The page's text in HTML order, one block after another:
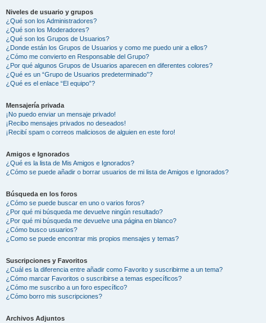
Niveles de usuario y grupos
¿Qué son los Administradores?
¿Qué son los Moderadores?
¿Qué son los Grupos de Usuarios?
¿Donde están los Grupos de Usuarios y como me puedo unir a ellos?
¿Cómo me convierto en Responsable del Grupo?
¿Por qué algunos Grupos de Usuarios aparecen en diferentes colores?
¿Qué es un “Grupo de Usuarios predeterminado”?
¿Qué es el enlace “El equipo”?
Mensajería privada
¡No puedo enviar un mensaje privado!
¡Recibo mensajes privados no deseados!
¡Recibí spam o correos maliciosos de alguien en este foro!
Amigos e Ignorados
¿Qué es la lista de Mis Amigos e Ignorados?
¿Cómo se puede añadir o borrar usuarios de mi lista de Amigos e Ignorados?
Búsqueda en los foros
¿Cómo se puede buscar en uno o varios foros?
¿Por qué mi búsqueda me devuelve ningún resultado?
¿Por qué mi búsqueda me devuelve una página en blanco?
¿Cómo busco usuarios?
¿Como se puede encontrar mis propios mensajes y temas?
Suscripciones y Favoritos
¿Cuál es la diferencia entre añadir como Favorito y suscribirme a un tema?
¿Cómo marcar Favoritos o suscribirse a temas específicos?
¿Cómo me suscribo a un foro específico?
¿Cómo borro mis suscripciones?
Archivos Adjuntos